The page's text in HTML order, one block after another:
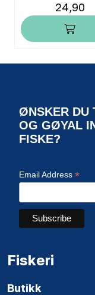
24,90
ØNSKER DU
OG GØYAL
FISKE?
Email Address *
Fiskeri
Butikk